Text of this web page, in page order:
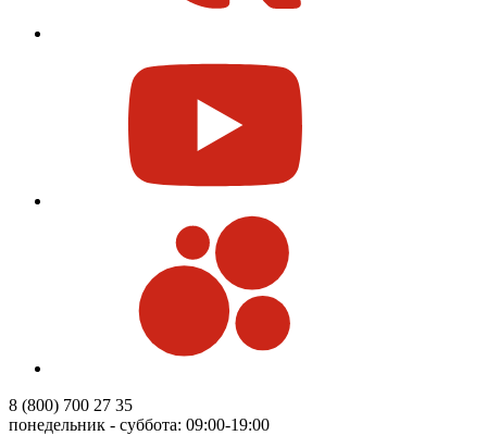
8 (800) 700 27 35
понедельник - суббота: 09:00-19:00